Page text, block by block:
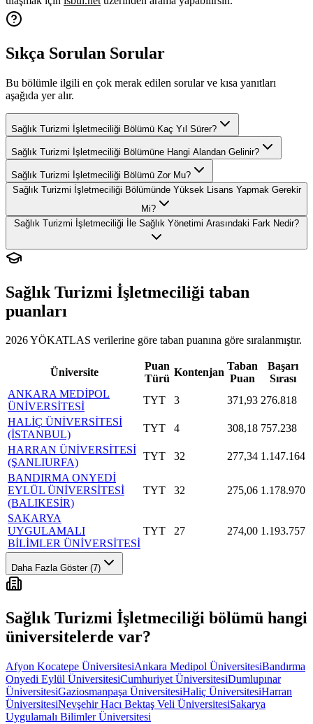
Sıkça Sorulan Sorular
Bu bölümle ilgili en çok merak edilen sorular ve kısa yanıtları
aşağıda yer alır.
Sağlık Turizmi İşletmeciliği Bölümü Kaç Yıl Sürer?
Sağlık Turizmi İşletmeciliği Bölümüne Hangi Alandan Gelinir?
Sağlık Turizmi İşletmeciliği Bölümü Zor Mu?
Sağlık Turizmi İşletmeciliği Bölümünde Yüksek Lisans Yapmak Gerekir
Mi?
Sağlık Turizmi İşletmeciliği İle Sağlık Yönetimi Arasındaki Fark Nedir?
Sağlık Turizmi İşletmeciliği taban
puanları
2026 YÖKATLAS verilerine göre taban puanına göre sıralanmıştır.
Üniversite
Puan
Türü
Kontenjan
Taban
Puan
Başarı
Sırası
ANKARA MEDİPOL
ÜNİVERSİTESİ
TYT 3 371,93 276.818
HALİÇ ÜNİVERSİTESİ
(İSTANBUL)
TYT 4 308,18 757.238
HARRAN ÜNİVERSİTESİ
(ŞANLIURFA)
TYT 32 277,34 1.147.164
BANDIRMA ONYEDİ
EYLÜL ÜNİVERSİTESİ
(BALIKESİR)
TYT 32 275,06 1.178.970
SAKARYA
UYGULAMALI
BİLİMLER ÜNİVERSİTESİ
TYT 27 274,00 1.193.757
Daha Fazla Göster (7)
Sağlık Turizmi İşletmeciliği bölümü hangi
üniversitelerde var?
Afyon Kocatepe ÜniversitesiAnkara Medipol ÜniversitesiBandırma
Onyedi Eylül ÜniversitesiCumhuriyet ÜniversitesiDumlupınar
ÜniversitesiGaziosmanpaşa ÜniversitesiHaliç ÜniversitesiHarran
ÜniversitesiNevşehir Hacı Bektaş Veli ÜniversitesiSakarya
Uygulamalı Bilimler Üniversitesi